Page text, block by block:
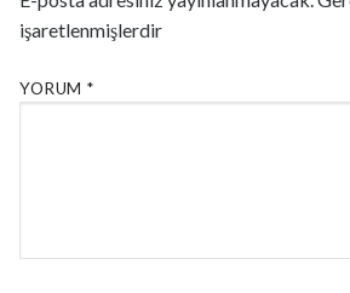
işaretlenmişlerdir
YORUM *